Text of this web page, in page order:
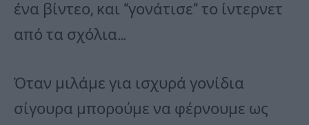
ένα βίντεο, και “γονάτισε” το ίντερνετ
από τα σχόλια…
Όταν μιλάμε για ισχυρά γονίδια
σίγουρα μπορούμε να φέρνουμε ως